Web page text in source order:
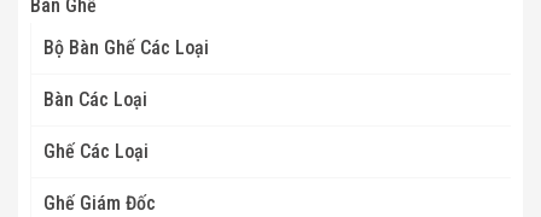
Bàn Ghế
Bộ Bàn Ghế Các Loại
Bàn Các Loại
Ghế Các Loại
Ghế Giám Đốc